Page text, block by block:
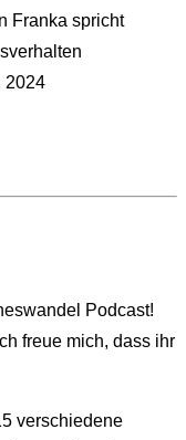
Franka spricht
2024
Podcast!
freue mich, dass ihr
verschiedene